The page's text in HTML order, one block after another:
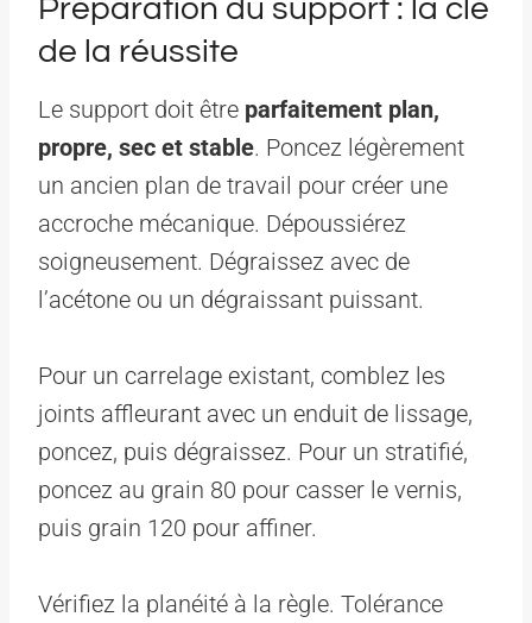
Préparation du support : la clé
de la réussite
Le support doit être parfaitement plan,
propre, sec et stable. Poncez légèrement
un ancien plan de travail pour créer une
accroche mécanique. Dépoussiérez
soigneusement. Dégraissez avec de
l’acétone ou un dégraissant puissant.
Pour un carrelage existant, comblez les
joints affleurant avec un enduit de lissage,
poncez, puis dégraissez. Pour un stratifié,
poncez au grain 80 pour casser le vernis,
puis grain 120 pour affiner.
Vérifiez la planéité à la règle. Tolérance